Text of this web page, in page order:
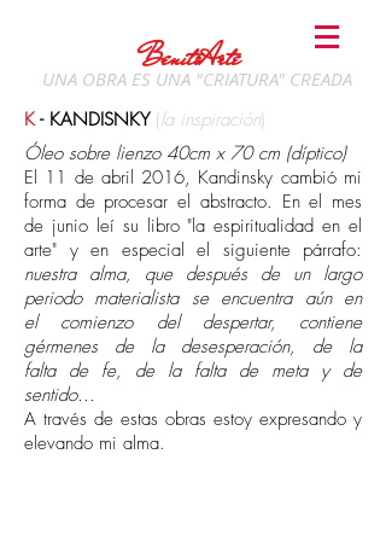
UNA OBRA ES UNA "CRIATURA" CREADA
BenitoArte
Óleo sobre lienzo 40cm x 70 cm (díptico)
El 11 de abril 2016, Kandinsky cambió mi
forma de procesar el abstracto. En el mes
de junio leí su libro "la espiritualidad en el
arte" y en especial el siguiente párrafo:
nuestra alma, que después de un largo
periodo materialista se encuentra aún en
el comienzo del despertar, contiene
gérmenes de la desesperación, de la
falta de fe, de la falta de meta y de
sentido...
A través de estas obras estoy expresando y
elevando mi alma.
K- KANDISNKY (la inspiración)